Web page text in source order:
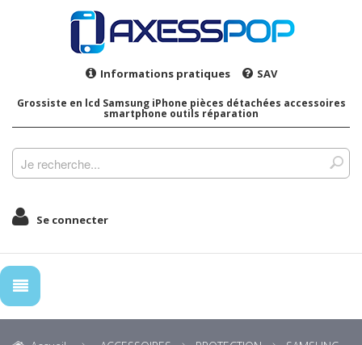
Informations pratiques SAV
Grossiste en lcd Samsung iPhone pièces détachées accessoires
smartphone outils réparation
Se connecter